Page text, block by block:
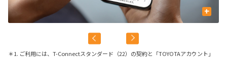
+
＊1. ご利用には、T-Connectスタンダード（22）の契約と「TOYOTAアカウント」